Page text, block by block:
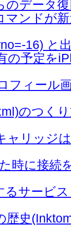
のデータ
マンドが
16) と
の予定を
フィール
のつく
ャリッジ
時に接続
るサービ
歴史